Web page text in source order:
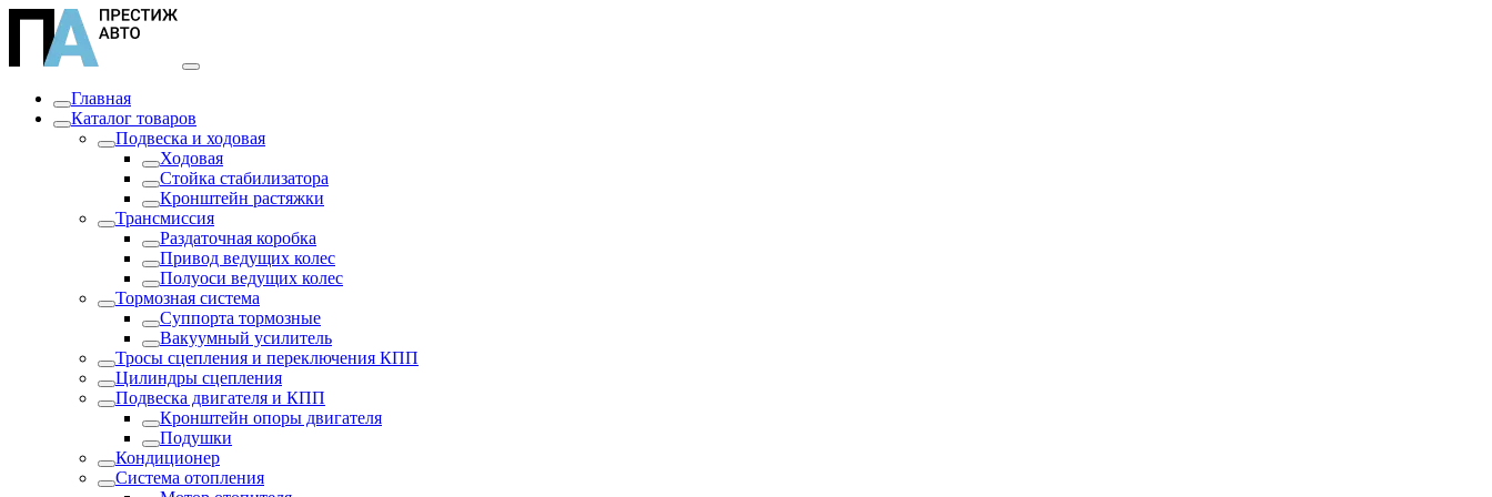
Главная
Каталог товаров
Подвеска и ходовая
Ходовая
Стойка стабилизатора
Кронштейн растяжки
Трансмиссия
Раздаточная коробка
Привод ведущих колес
Полуоси ведущих колес
Тормозная система
Суппорта тормозные
Вакуумный усилитель
Тросы сцепления и переключения КПП
Цилиндры сцепления
Подвеска двигателя и КПП
Кронштейн опоры двигателя
Подушки
Кондиционер
Система отопления